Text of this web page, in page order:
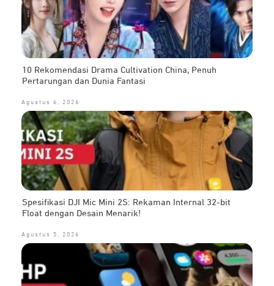
10 Rekomendasi Drama Cultivation China, Penuh
Pertarungan dan Dunia Fantasi
Agustus 6, 2026
Spesifikasi DJI Mic Mini 2S: Rekaman Internal 32-bit
Float dengan Desain Menarik!
Agustus 5, 2026